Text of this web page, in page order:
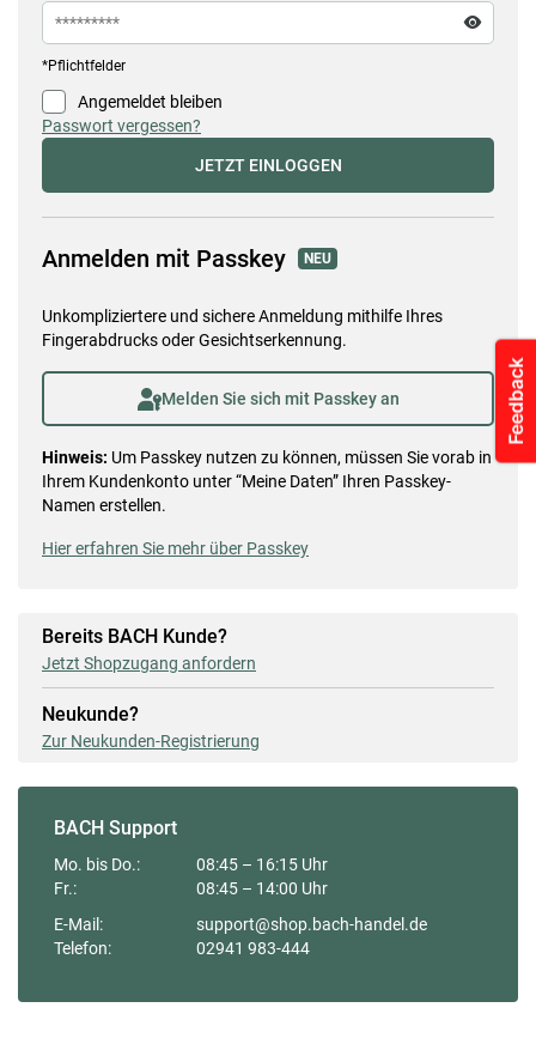
eyeFilled
*Pflichtfelder
Angemeldet bleiben
Passwort vergessen?
JETZT EINLOGGEN
Anmelden mit Passkey NEU
Unkompliziertere und sichere Anmeldung mithilfe Ihres
Fingerabdrucks oder Gesichtserkennung.
userKeyMelden Sie sich mit Passkey an
Hinweis: Um Passkey nutzen zu können, müssen Sie vorab in
Ihrem Kundenkonto unter “Meine Daten” Ihren Passkey-
Namen erstellen.
Hier erfahren Sie mehr über Passkey
Bereits BACH Kunde?
Jetzt Shopzugang anfordern
Neukunde?
Zur Neukunden-Registrierung
BACH Support
Mo. bis Do.:
Fr.:
08:45 – 16:15 Uhr
08:45 – 14:00 Uhr
E-Mail:
Telefon:
support@shop.bach-handel.de
02941 983-444